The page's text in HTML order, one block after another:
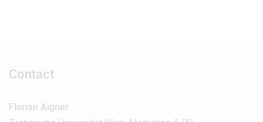
Contact
Florian Aigner